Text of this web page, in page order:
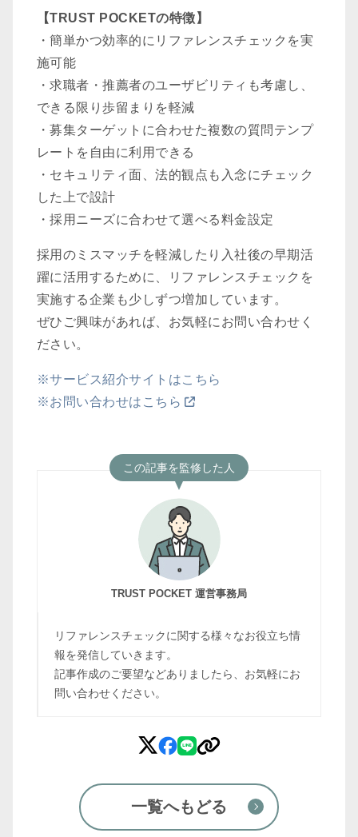
【TRUST POCKETの特徴】
・簡単かつ効率的にリファレンスチェックを実
施可能
・求職者・推薦者のユーザビリティも考慮し、
できる限り歩留まりを軽減
・募集ターゲットに合わせた複数の質問テンプ
レートを自由に利用できる
・セキュリティ面、法的観点も入念にチェック
した上で設計
・採用ニーズに合わせて選べる料金設定
採用のミスマッチを軽減したり入社後の早期活
躍に活用するために、リファレンスチェックを
実施する企業も少しずつ増加しています。
ぜひご興味があれば、お気軽にお問い合わせく
ださい。
※サービス紹介サイトはこちら
※お問い合わせはこちら
この記事を監修した人
TRUST POCKET 運営事務局
リファレンスチェックに関する様々なお役立ち情
報を発信していきます。
記事作成のご要望などありましたら、お気軽にお
問い合わせください。
一覧へもどる